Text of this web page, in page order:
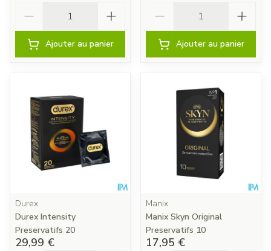
Ajouter au panier Ajouter au panier
Durex
Durex Intensity
Preservatifs 20
29,99 €
Manix
Manix Skyn Original
Preservatifs 10
17,95 €